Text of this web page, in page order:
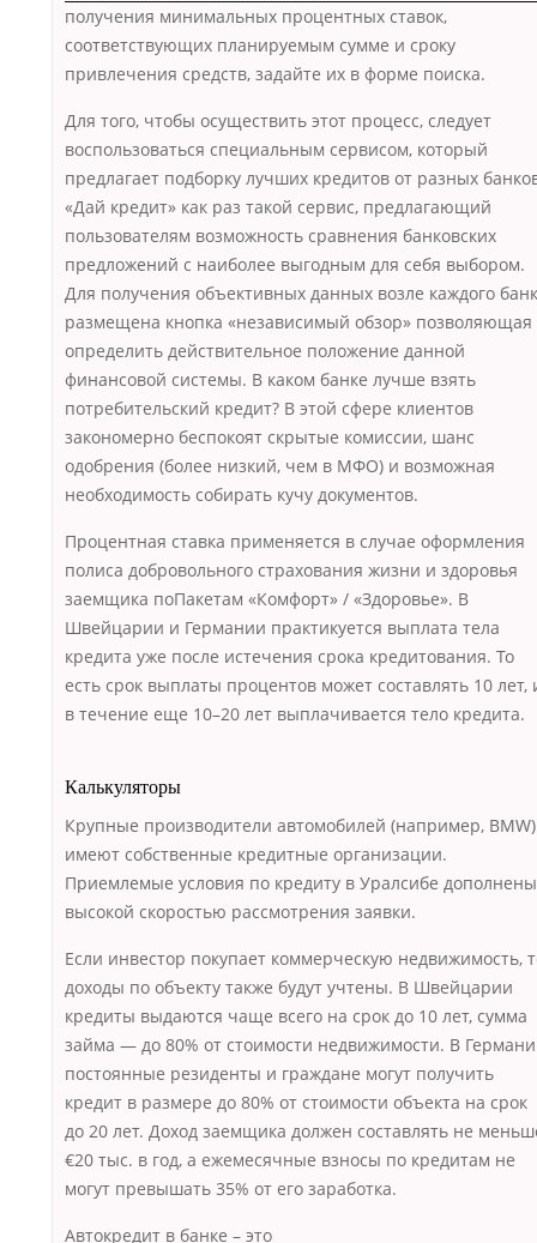
получения минимальных процентных ставок,
соответствующих планируемым сумме и сроку
привлечения средств, задайте их в форме поиска.
Для того, чтобы осуществить этот процесс, следует
воспользоваться специальным сервисом, который
предлагает подборку лучших кредитов от разных
«Дай кредит» как раз такой сервис, предлагающий
пользователям возможность сравнения банковских
предложений с наиболее выгодным для себя выбором.
Для получения объективных данных возле каждого
размещена кнопка «независимый обзор» позволяющая
определить действительное положение данной
финансовой системы. В каком банке лучше взять
потребительский кредит? В этой сфере клиентов
закономерно беспокоят скрытые комиссии, шанс
одобрения (более низкий, чем в МФО) и возможная
необходимость собирать кучу документов.
Процентная ставка применяется в случае оформления
полиса добровольного страхования жизни и здоровья
заемщика поПакетам «Комфорт» / «Здоровье». В
Швейцарии и Германии практикуется выплата тела
кредита уже после истечения срока кредитования. То
есть срок выплаты процентов может составлять 10 лет,
в течение еще 10–20 лет выплачивается тело кредита.
Калькуляторы
Крупные производители автомобилей (например, BMW)
имеют собственные кредитные организации.
Приемлемые условия по кредиту в Уралсибе дополнены
высокой скоростью рассмотрения заявки.
Если инвестор покупает коммерческую недвижимость,
доходы по объекту также будут учтены. В Швейцарии
кредиты выдаются чаще всего на срок до 10 лет, сумма
займа — до 80% от стоимости недвижимости. В
постоянные резиденты и граждане могут получить
кредит в размере до 80% от стоимости объекта на срок
до 20 лет. Доход заемщика должен составлять не
€20 тыс. в год, а ежемесячные взносы по кредитам не
могут превышать 35% от его заработка.
Автокредит в банке – это